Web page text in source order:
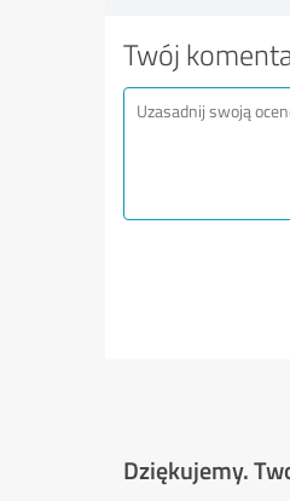
Twój
Dziękujemy.